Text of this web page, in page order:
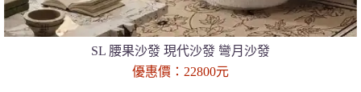
SL 腰果沙發 現代沙發 彎月沙發
優惠價：22800元